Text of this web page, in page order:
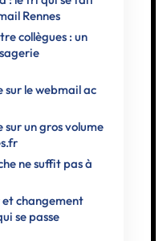
Rennes
collègues : un
le webmail ac
sur un gros volume
ne suffit pas à
changement
se passe